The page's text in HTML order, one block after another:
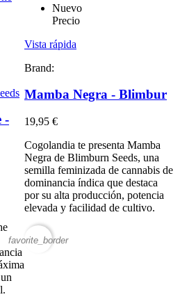
-
Nuevo
Precio
Vista rápida
Brand:
Mamba Negra - Blimbur
19,95 €
Cogolandia te presenta Mamba
Negra de Blimburn Seeds, una
semilla feminizada de cannabis de
dominancia índica que destaca
por su alta producción, potencia
elevada y facilidad de cultivo.
favorite_border